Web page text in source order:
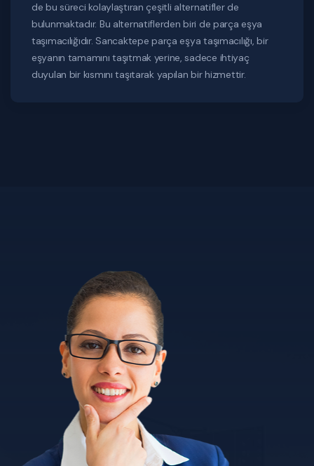
de bu süreci kolaylaştıran çeşitli alternatifler de
bulunmaktadır. Bu alternatiflerden biri de parça eşya
taşımacılığıdır. Sancaktepe parça eşya taşımacılığı, bir
eşyanın tamamını taşıtmak yerine, sadece ihtiyaç
duyulan bir kısmını taşıtarak yapılan bir hizmettir.